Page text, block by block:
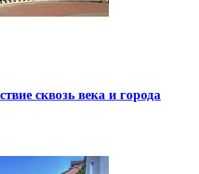
сквозь века и города